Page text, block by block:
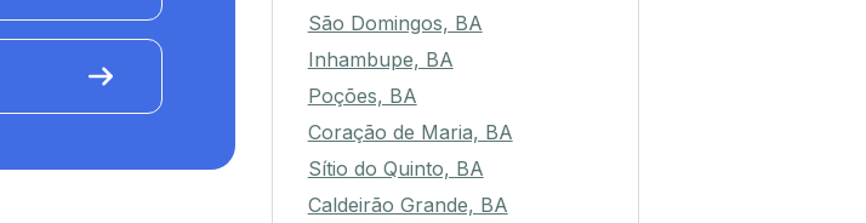
São Domingos, BA
Inhambupe, BA
Poções, BA
Coração de Maria, BA
Sítio do Quinto, BA
Caldeirão Grande, BA